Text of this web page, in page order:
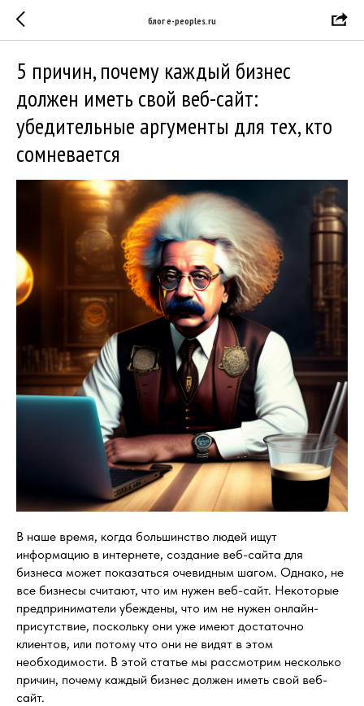
блог e-peoples.ru
5 причин, почему каждый бизнес
должен иметь свой веб-сайт:
убедительные аргументы для тех, кто
сомневается
В наше время, когда большинство людей ищут
информацию в интернете, создание веб-сайта для
бизнеса может показаться очевидным шагом. Однако, не
все бизнесы считают, что им нужен веб-сайт. Некоторые
предприниматели убеждены, что им не нужен онлайн-
присутствие, поскольку они уже имеют достаточно
клиентов, или потому что они не видят в этом
необходимости. В этой статье мы рассмотрим несколько
причин, почему каждый бизнес должен иметь свой веб-
сайт.